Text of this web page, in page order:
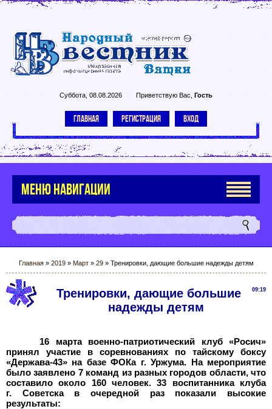
Суббота, 08.08.2026 Приветствую Вас Гость
ГЛАВНАЯ РЕГИСТРАЦИЯ ВХОД
МЕНЮ НАВИГАЦИИ
Главная» 2019 » Март » 29» Тренировки, дающие большие надежды детям
09:19
Тренировки, дающие большие
надежды детям
16 марта военно-патриотический клуб «Росич»
принял участие в соревнованиях по тайскому боксу
«Держава-43» на базе ФОКа г. Уржума. На мероприятие
было заявлено 7 команд из разных городов области, что
составило около 160 человек. 33 воспитанника клуба
г. Советска в очередной раз показали высокие
результаты: